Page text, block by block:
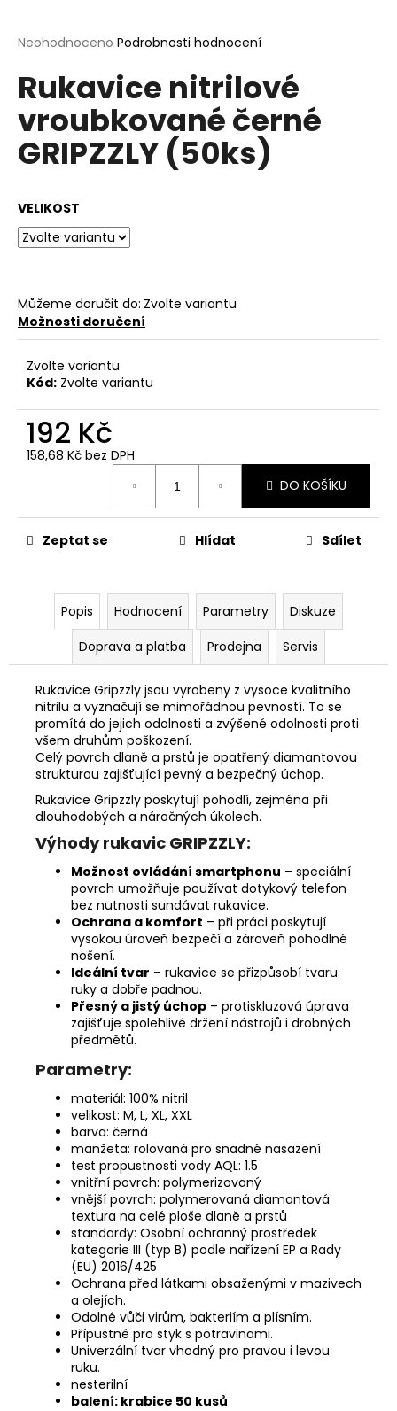
Průměrné
produktu
je
z
5
hvězdiček.
Neohodnoceno Podrobnosti hodnocení
Rukavice nitrilové
vroubkované černé
GRIPZZLY (50ks)
VELIKOST
Můžeme doručit do: Zvolte variantu
Možnosti doručení
Zvolte variantu
Kód: Zvolte variantu
192 Kč
158,68 Kč bez DPH
DO KOŠÍKU
Zeptat se Hlídat Sdílet
Popis Hodnocení Parametry
Diskuze
Doprava a platba
Prodejna Servis
Rukavice Gripzzly jsou vyrobeny z vysoce kvalitního
nitrilu a vyznačují se mimořádnou pevností. To se
promítá do jejich odolnosti a zvýšené odolnosti proti
všem druhům poškození.
Celý povrch dlaně a prstů je opatřený diamantovou
strukturou zajišťující pevný a bezpečný úchop.
Rukavice Gripzzly poskytují pohodlí, zejména při
dlouhodobých a náročných úkolech.
Výhody rukavic GRIPZZLY:
Možnost ovládání smartphonu – speciální
povrch umožňuje používat dotykový telefon
bez nutnosti sundávat rukavice.
Ochrana a komfort – při práci poskytují
vysokou úroveň bezpečí a zároveň pohodlné
nošení.
Ideální tvar – rukavice se přizpůsobí tvaru
ruky a dobře padnou.
Přesný a jistý úchop – protiskluzová úprava
zajišťuje spolehlivé držení nástrojů i drobných
předmětů.
Parametry:
materiál: 100% nitril
velikost: M, L, XL, XXL
barva: černá
manžeta: rolovaná pro snadné nasazení
test propustnosti vody AQL: 1.5
vnitřní povrch: polymerizovaný
vnější povrch: polymerovaná diamantová
textura na celé ploše dlaně a prstů
standardy: Osobní ochranný prostředek
kategorie III (typ B) podle nařízení EP a Rady
(EU) 2016/425
Ochrana před látkami obsaženými v mazivech
a olejích.
Odolné vůči virům, bakteriím a plísním.
Přípustné pro styk s potravinami.
Univerzální tvar vhodný pro pravou i levou
ruku.
nesterilní
balení: krabice 50 kusů
j
t
?
o
p
o
u
u
e
MATICE
VRCHNÍ
162